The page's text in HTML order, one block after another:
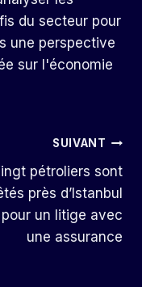
du secteur pour
une perspective
sur l'économie
SUIVANT
pétroliers sont
près d’Istanbul
pour un litige avec
une assurance